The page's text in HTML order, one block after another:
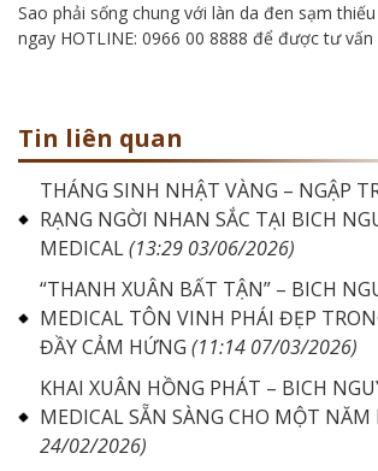
Sao phải sống chung với làn da đen sạm
ngay HOTLINE: 0966 00 8888 để được tư vấn
Tin liên quan
THÁNG SINH NHẬT VÀNG – NGẬP
RẠNG NGỜI NHAN SẮC TẠI BICH
MEDICAL(13:29 03/06/2026)
“THANH XUÂN BẤT TẬN” – BICH
MEDICAL TÔN VINH PHÁI ĐẸP
ĐẦY CẢM HỨNG (11:14 07/03/2026)
KHAI XUÂN HỒNG PHÁT – BICH
MEDICAL SẴN SÀNG CHO MỘT
24/02/2026)